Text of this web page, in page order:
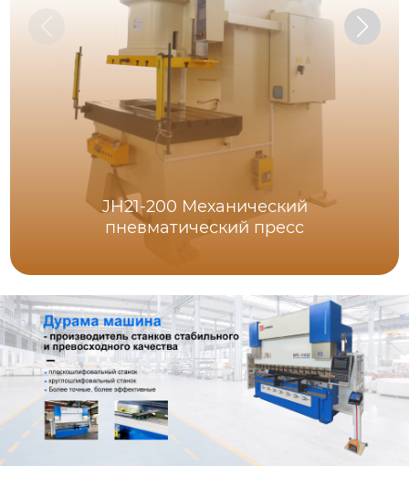
JH21-200 Механический
пневматический пресс